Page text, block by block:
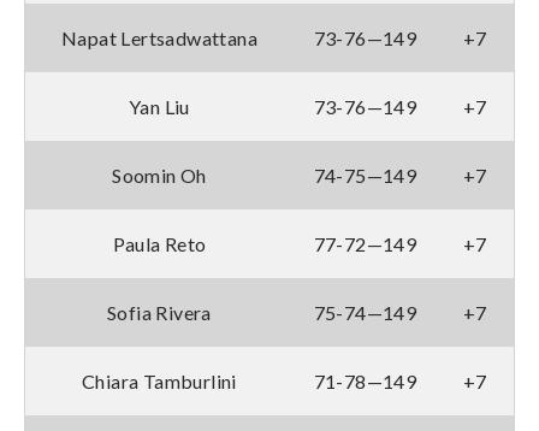
Napat Lertsadwattana 73-76—149 +7
Yan Liu 73-76—149 +7
Soomin Oh 74-75—149 +7
Paula Reto 77-72—149 +7
Sofia Rivera 75-74—149 +7
Chiara Tamburlini 71-78—149 +7